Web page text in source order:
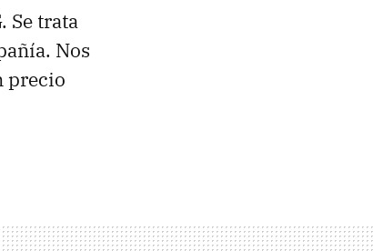
Se trata
Nos
precio